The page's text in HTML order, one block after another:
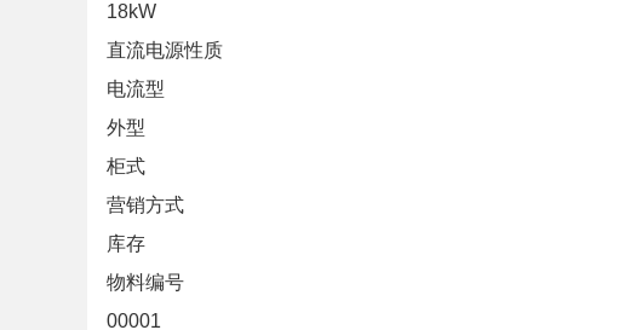
18kW
直流电源性质
电流型
外型
柜式
营销方式
库存
物料编号
00001